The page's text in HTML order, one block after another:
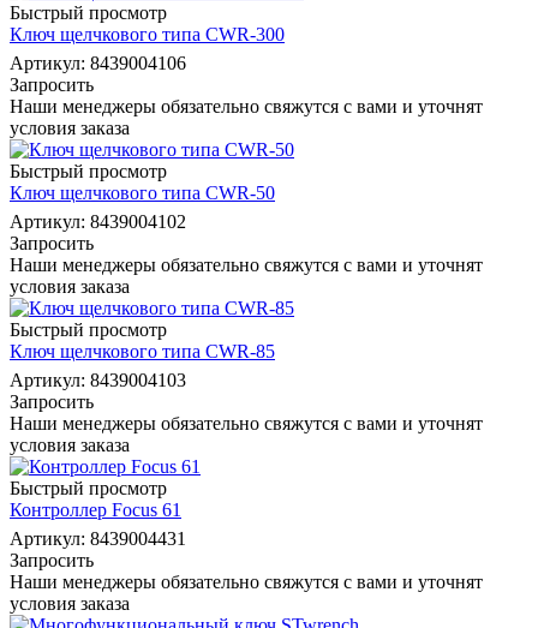
Быстрый просмотр
Ключ щелчкового типа CWR-300
Артикул: 8439004106
Запросить
Наши менеджеры обязательно свяжутся с вами и уточнят
условия заказа
Быстрый просмотр
Ключ щелчкового типа CWR-50
Артикул: 8439004102
Запросить
Наши менеджеры обязательно свяжутся с вами и уточнят
условия заказа
Быстрый просмотр
Ключ щелчкового типа CWR-85
Артикул: 8439004103
Запросить
Наши менеджеры обязательно свяжутся с вами и уточнят
условия заказа
Быстрый просмотр
Контроллер Focus 61
Артикул: 8439004431
Запросить
Наши менеджеры обязательно свяжутся с вами и уточнят
условия заказа